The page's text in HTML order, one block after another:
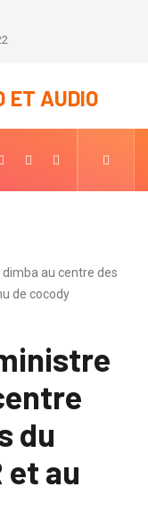
ET AUDIO
au centre des
de cocody
du
et au